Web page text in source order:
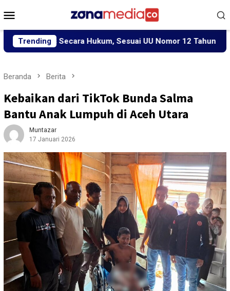
ke
Mobile
Trending
Secara Hukum, Sesuai UU Nomor 12 Tahun 2022 Tentang
Beranda Berita
Kebaikan dari TikTok Bunda Salma
Bantu Anak Lumpuh di Aceh Utara
Muntazar
17 Januari 2026